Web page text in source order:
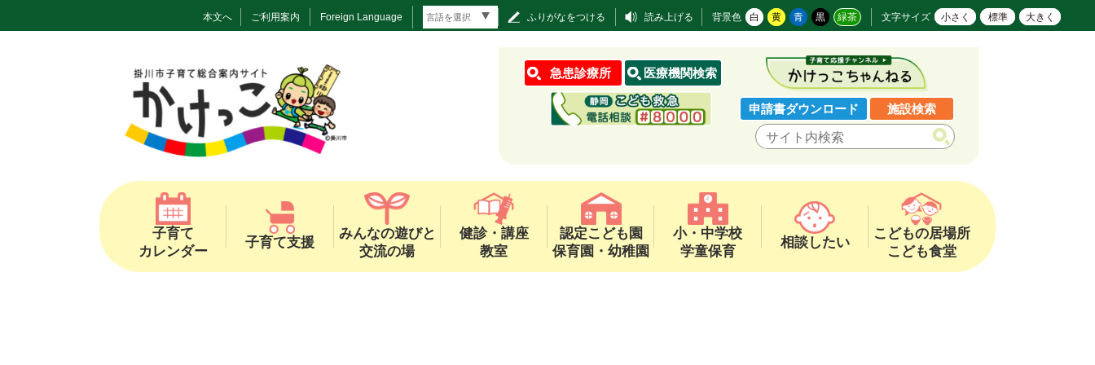
本文へ ご利用案内 Foreign Language ふりがなをつける 読み上げる 背景色 白 黄 青 黒 緑茶 文字サイズ 小さく 標準 大きく
急患診療所 医療機関検索
申請書ダウンロード 施設検索
子育て
カレンダー
子育て支援
みんなの遊びと
交流の場
健診・講座
教室
認定こども園
保育園・幼稚園
小・中学校
学童保育
相談したい
こどもの居場所
こども食堂